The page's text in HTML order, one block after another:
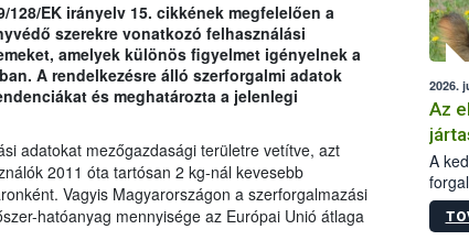
EK irányelv 15. cikkének megfelelően a
szerekre vonatkozó felhasználási
amelyek különös figyelmet igényelnek a
A rendelkezésre álló szerforgalmi adatok
és meghatározta a jelenlegi
adatokat mezőgazdasági területre vetítve, azt
2011 óta tartósan 2 kg-nál kevesebb
Vagyis Magyarországon a szerforgalmazási
hatóanyag mennyisége az Európai Unió átlaga
2026.
Az
A